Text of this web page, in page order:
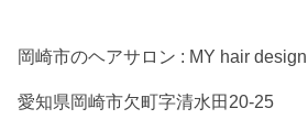
岡崎市のヘアサロン : MY hair design
愛知県岡崎市欠町字清水田20-25